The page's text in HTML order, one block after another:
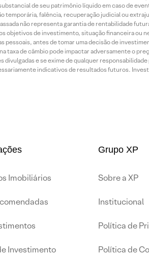
de seu patrimônio líquido em caso de
falência, recuperação judicial ou
não representa garantia de rentabilidade
objetivos de investimento, situação financeira
antes de tomar uma decisão de
taxa de câmbio pode impactar adversamente o
divulgadas e se exime de qualquer
indicativos de resultados futuros.
Imobiliários
Investimento
Grupo XP
Sobre a XP
Institucional
Política de
Política de